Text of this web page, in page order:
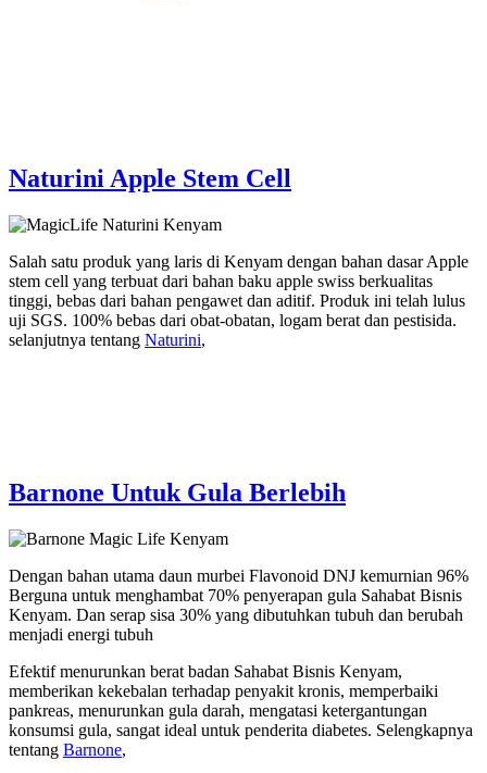
Naturini Apple Stem Cell
Salah satu produk yang laris di Kenyam dengan bahan dasar Apple
stem cell yang terbuat dari bahan baku apple swiss berkualitas
tinggi, bebas dari bahan pengawet dan aditif. Produk ini telah lulus
uji SGS. 100% bebas dari obat-obatan, logam berat dan pestisida.
selanjutnya tentang Naturini,
Barnone Untuk Gula Berlebih
Dengan bahan utama daun murbei Flavonoid DNJ kemurnian 96%
Berguna untuk menghambat 70% penyerapan gula Sahabat Bisnis
Kenyam. Dan serap sisa 30% yang dibutuhkan tubuh dan berubah
menjadi energi tubuh
Efektif menurunkan berat badan Sahabat Bisnis Kenyam,
memberikan kekebalan terhadap penyakit kronis, memperbaiki
pankreas, menurunkan gula darah, mengatasi ketergantungan
konsumsi gula, sangat ideal untuk penderita diabetes. Selengkapnya
tentang Barnone,